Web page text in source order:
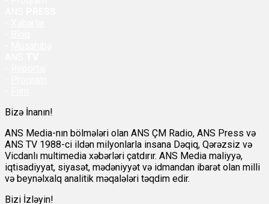
Bizə İnanın!
ANS Media-nın bölmələri olan ANS ÇM Radio, ANS Press və
ANS TV 1988-ci ildən milyonlarla insana Dəqiq, Qərəzsiz və
Vicdanlı multimedia xəbərləri çatdırır. ANS Media maliyyə,
iqtisadiyyat, siyasət, mədəniyyət və idmandan ibarət olan milli
və beynəlxalq analitik məqalələri təqdim edir.
Bizi İzləyin!